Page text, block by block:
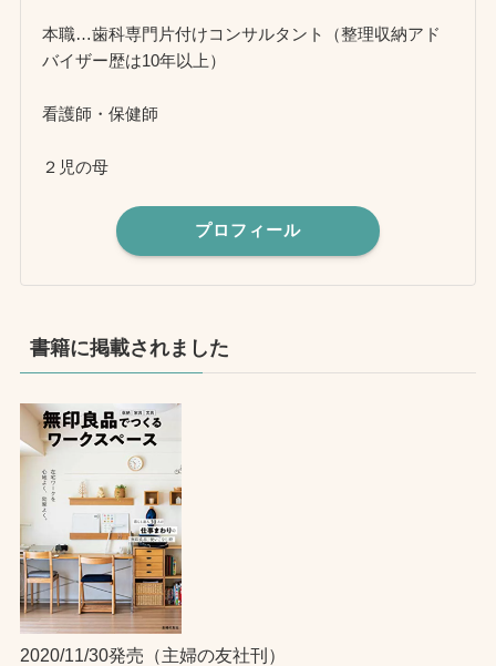
本職…歯科専門片付けコンサルタント（整理収納アド
バイザー歴は10年以上）
看護師・保健師
２児の母
プロフィール
書籍に掲載されました
2020/11/30発売（主婦の友社刊）